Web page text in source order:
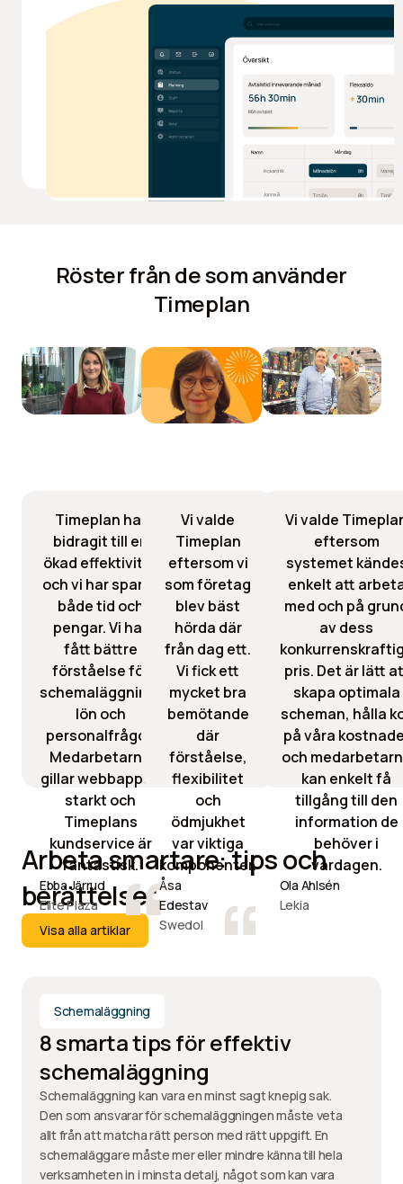
Röster från de som använder
Timeplan
Timeplan har
bidragit till en
ökad effektivitet
och vi har sparat
både tid och
pengar. Vi har
fått bättre
förståelse för
schemaläggning,
lön och
personalfrågor.
Medarbetarna
gillar webbappen
starkt och
Timeplans
kundservice är
fantastisk.
Ebba Järrud
Elite Plaza
Vi valde
Timeplan
eftersom vi
som företag
blev bäst
hörda där
från dag ett.
Vi fick ett
mycket bra
bemötande
där
förståelse,
flexibilitet
och
ödmjukhet
var viktiga
komponenter.
Åsa
Edestav
Swedol
Vi valde
eftersom
systemet
enkelt att
med och på
av dess
pris. Det är lätt
skapa optimala
scheman, hålla
på våra
och
kan enkelt få
tillgång till den
information de
behöver i
vardagen.
Ola Ahlsén
Lekia
Arbeta smartare: tips och
berättelser
Visa alla artiklar
Visa alla artiklar
Schemaläggning
8 smarta tips för effektiv
schemaläggning
Schemaläggning kan vara en minst sagt knepig sak.
Den som ansvarar för schemaläggningen måste veta
allt från att matcha rätt person med rätt uppgift. En
schemaläggare måste mer eller mindre känna till hela
verksamheten in i minsta detalj, något som kan vara